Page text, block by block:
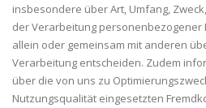
insbesondere über Art, Umfang,
der Verarbeitung
allein oder gemeinsam mit anderen
Verarbeitung entscheiden. Zudem
über die von uns zu
Nutzungsqualität eingesetzten